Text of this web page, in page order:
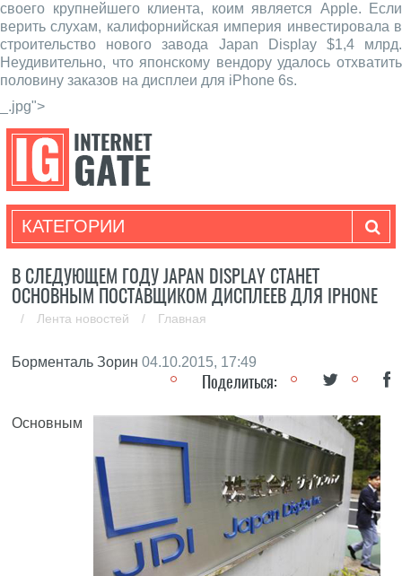
своего крупнейшего клиента, коим является Apple. Если
верить слухам, калифорнийская империя инвестировала в
строительство нового завода Japan Display $1,4 млрд.
Неудивительно, что японскому вендору удалось отхватить
половину заказов на дисплеи для iPhone 6s.
_.jpg">
КАТЕГОРИИ
В СЛЕДУЮЩЕМ ГОДУ JAPAN DISPLAY СТАНЕТ
ОСНОВНЫМ ПОСТАВЩИКОМ ДИСПЛЕЕВ ДЛЯ IPHONE
/ Лента новостей / Главная
Борменталь Зорин 04.10.2015, 17:49
Поделиться:
Основным